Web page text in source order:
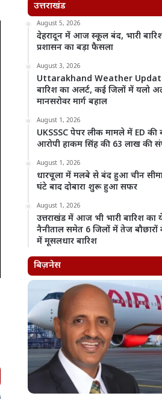
उत्तराखंड
August 5, 2026
देहरादून में आज स्कूल बंद, भारी
प्रशासन का बड़ा फैसला
August 3, 2026
Uttarakhand Weather Update:
बारिश का अलर्ट, कई जिलों में यलो
मानसरोवर मार्ग बहाल
August 1, 2026
UKSSSC पेपर लीक मामले में ED की
आरोपी हाकम सिंह की 63 लाख की
August 1, 2026
धारचूला में मलबे से बंद हुआ चीन सीमा
घंटे बाद दोबारा शुरू हुआ सफर
August 1, 2026
उत्तराखंड में आज भी भारी बारिश का
नैनीताल समेत 6 जिलों में तेज बौछारों
में मूसलधार बारिश
बिज़नेस